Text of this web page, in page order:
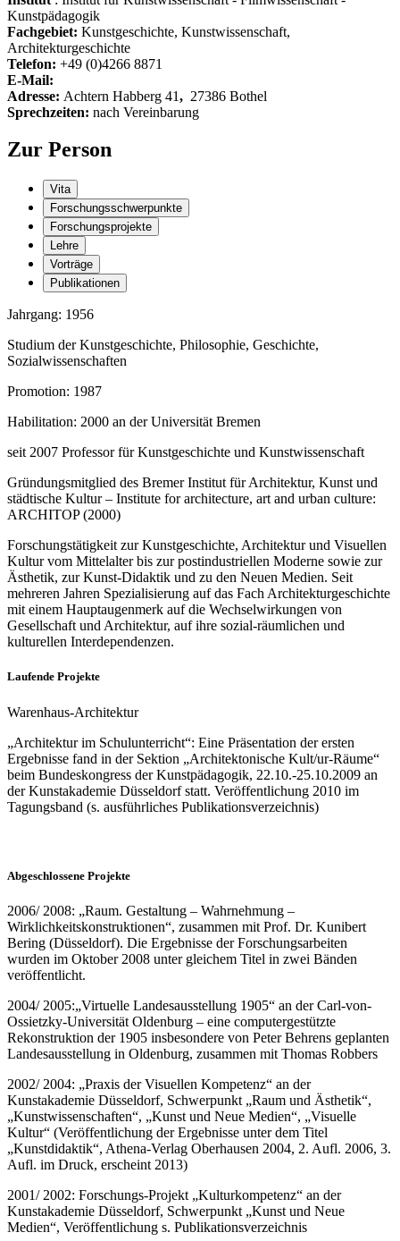
Kunstpädagogik
Fachgebiet: Kunstgeschichte, Kunstwissenschaft,
Architekturgeschichte
Telefon: +49 (0)4266 8871
E-Mail:
Adresse: Achtern Habberg 41, 27386 Bothel
Sprechzeiten: nach Vereinbarung
Zur Person
Vita
Forschungsschwerpunkte
Forschungsprojekte
Lehre
Vorträge
Publikationen
Jahrgang: 1956
Studium der Kunstgeschichte, Philosophie, Geschichte,
Sozialwissenschaften
Promotion: 1987
Habilitation: 2000 an der Universität Bremen
seit 2007 Professor für Kunstgeschichte und Kunstwissenschaft
Gründungsmitglied des Bremer Institut für Architektur, Kunst und
städtische Kultur – Institute for architecture, art and urban culture:
ARCHITOP (2000)
Forschungstätigkeit zur Kunstgeschichte, Architektur und Visuellen
Kultur vom Mittelalter bis zur postindustriellen Moderne sowie zur
Ästhetik, zur Kunst-Didaktik und zu den Neuen Medien. Seit
mehreren Jahren Spezialisierung auf das Fach Architekturgeschichte
mit einem Hauptaugenmerk auf die Wechselwirkungen von
Gesellschaft und Architektur, auf ihre sozial-räumlichen und
kulturellen Interdependenzen.
Laufende Projekte
Warenhaus-Architektur
„Architektur im Schulunterricht“: Eine Präsentation der ersten
Ergebnisse fand in der Sektion „Architektonische Kult/ur-Räume“
beim Bundeskongress der Kunstpädagogik, 22.10.-25.10.2009 an
der Kunstakademie Düsseldorf statt. Veröffentlichung 2010 im
Tagungsband (s. ausführliches Publikationsverzeichnis)
Abgeschlossene Projekte
2006/ 2008: „Raum. Gestaltung – Wahrnehmung –
Wirklichkeitskonstruktionen“, zusammen mit Prof. Dr. Kunibert
Bering (Düsseldorf). Die Ergebnisse der Forschungsarbeiten
wurden im Oktober 2008 unter gleichem Titel in zwei Bänden
veröffentlicht.
2004/ 2005:„Virtuelle Landesausstellung 1905“ an der Carl-von-
Ossietzky-Universität Oldenburg – eine computergestützte
Rekonstruktion der 1905 insbesondere von Peter Behrens geplanten
Landesausstellung in Oldenburg, zusammen mit Thomas Robbers
2002/ 2004: „Praxis der Visuellen Kompetenz“ an der
Kunstakademie Düsseldorf, Schwerpunkt „Raum und Ästhetik“,
„Kunstwissenschaften“, „Kunst und Neue Medien“, „Visuelle
Kultur“ (Veröffentlichung der Ergebnisse unter dem Titel
„Kunstdidaktik“, Athena-Verlag Oberhausen 2004, 2. Aufl. 2006, 3.
Aufl. im Druck, erscheint 2013)
2001/ 2002: Forschungs-Projekt „Kulturkompetenz“ an der
Kunstakademie Düsseldorf, Schwerpunkt „Kunst und Neue
Medien“, Veröffentlichung s. Publikationsverzeichnis